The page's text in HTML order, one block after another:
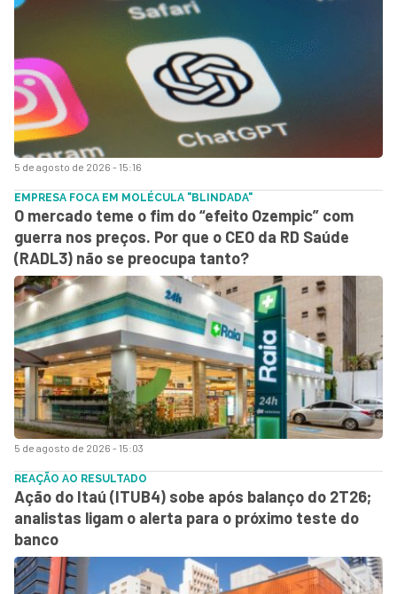
5 de agosto de 2026 - 15:16
5 de agosto de 2026 - 15:03
EMPRESA FOCA EM MOLÉCULA "BLINDADA"
O mercado teme o fim do “efeito Ozempic” com
guerra nos preços. Por que o CEO da RD Saúde
(RADL3) não se preocupa tanto?
REAÇÃO AO RESULTADO
Ação do Itaú (ITUB4) sobe após balanço do 2T26;
analistas ligam o alerta para o próximo teste do
banco